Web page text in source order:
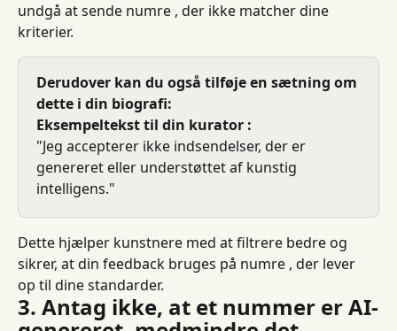
undgå at sende numre , der ikke matcher dine
kriterier.
Derudover kan du også tilføje en sætning om
dette i din biografi:
Eksempeltekst til din kurator :
"Jeg accepterer ikke indsendelser, der er
genereret eller understøttet af kunstig
intelligens."
Dette hjælper kunstnere med at filtrere bedre og
sikrer, at din feedback bruges på numre , der lever
op til dine standarder.
3. Antag ikke, at et nummer er AI-